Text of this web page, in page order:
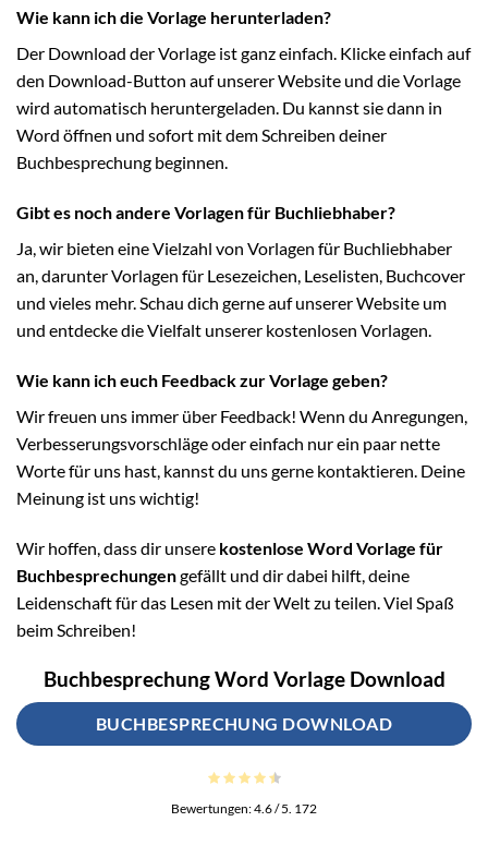
Wie kann ich die Vorlage herunterladen?
Der Download der Vorlage ist ganz einfach. Klicke einfach auf
den Download-Button auf unserer Website und die Vorlage
wird automatisch heruntergeladen. Du kannst sie dann in
Word öffnen und sofort mit dem Schreiben deiner
Buchbesprechung beginnen.
Gibt es noch andere Vorlagen für Buchliebhaber?
Ja, wir bieten eine Vielzahl von Vorlagen für Buchliebhaber
an, darunter Vorlagen für Lesezeichen, Leselisten, Buchcover
und vieles mehr. Schau dich gerne auf unserer Website um
und entdecke die Vielfalt unserer kostenlosen Vorlagen.
Wie kann ich euch Feedback zur Vorlage geben?
Wir freuen uns immer über Feedback! Wenn du Anregungen,
Verbesserungsvorschläge oder einfach nur ein paar nette
Worte für uns hast, kannst du uns gerne kontaktieren. Deine
Meinung ist uns wichtig!
Wir hoffen, dass dir unsere kostenlose Word Vorlage für
Buchbesprechungengefällt und dir dabei hilft, deine
Leidenschaft für das Lesen mit der Welt zu teilen. Viel Spaß
beim Schreiben!
Buchbesprechung Word Vorlage Download
BUCHBESPRECHUNG DOWNLOAD
Bewertungen:4.6/ 5. 172